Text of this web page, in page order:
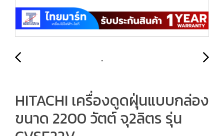
HITACHI เครื่องดูดฝุ่นแบบกล่อง
ขนาด 2200 วัตต์ จุ2ลิตร รุ่น